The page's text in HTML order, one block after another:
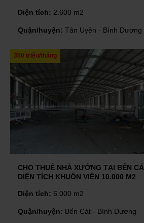
Diện tích: 2.600 m2
Quận/huyện: Tân Uyên - Bình Dương
350 triệu/tháng
CHO THUÊ NHÀ XƯỞNG TẠI BẾN
DIỆN TÍCH KHUÔN VIÊN 10.000 M2
Diện tích: 6.000 m2
Quận/huyện: Bến Cát - Bình Dương